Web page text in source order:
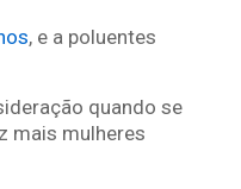
, e a poluentes
quando se
mais mulheres